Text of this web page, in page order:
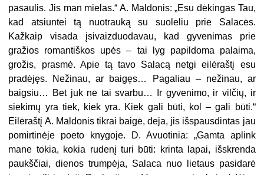
pasaulis. Jis man mielas.“ A. Maldonis: „Esu dėkingas Tau,
kad atsiuntei tą nuotrauką su suoleliu prie Salacės.
Kažkaip visada įsivaizduodavau, kad gyvenimas prie
gražios romantiškos upės – tai lyg papildoma palaima,
grožis, prasmė. Apie tą tavo Salacą netgi eilėraštį esu
pradėjęs. Nežinau, ar baigęs… Pagaliau – nežinau, ar
baigsiu… Bet juk ne tai svarbu… Ir gyvenimo, ir vilčių, ir
siekimų yra tiek, kiek yra. Kiek gali būti, kol – gali būti.“
Eilėraštį A. Maldonis tikrai baigė, deja, jis išspausdintas jau
pomirtinėje poeto knygoje. D. Avuotinia: „Gamta aplink
mane tokia, kokia rudenį turi būti: krinta lapai, išskrenda
paukščiai, dienos trumpėja, Salaca nuo lietaus pasidarė